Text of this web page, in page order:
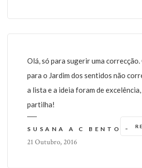
Olá, só para sugerir uma
para o Jardim dos sentidos não
a lista e a ideia foram de
partilha!
SUSANA A C BENTO -
21 Outubro, 2016